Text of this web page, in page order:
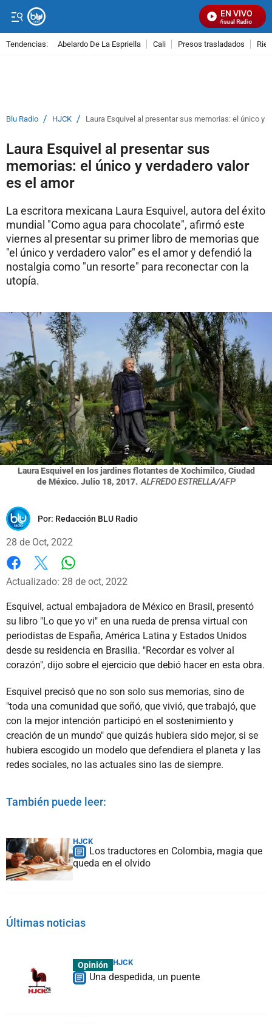
EN VIVO
Señal Visual Radio
Tendencias: Abelardo De La Espriella Cali Presos trasladados
Blu Radio / HJCK / Laura Esquivel al presentar sus memorias: el único y
Laura Esquivel al presentar sus
memorias: el único y verdadero valor
es el amor
La escritora mexicana Laura Esquivel, autora del éxito
mundial "Como agua para chocolate", afirmó este
viernes al presentar su primer libro de memorias que
"el único y verdadero valor" es el amor y defendió la
nostalgia como "un resorte" para reconectar con la
utopía.
Laura Esquivel en los jardines flotantes de Xochimilco, Ciudad
de México. Julio 18, 2017. ALFREDO ESTRELLA/AFP
Por: Redacción BLU Radio
28 de Oct, 2022
Facebook
X
Actualizado: 28 de oct, 2022
Esquivel, actual embajadora de México en Brasil, presentó
su libro "Lo que yo vi" en una rueda de prensa virtual con
periodistas de España, América Latina y Estados Unidos
desde su residencia en Brasilia. "Recordar es volver al
corazón", dijo sobre el ejercicio que debió hacer en esta obra.
Esquivel precisó que no son solo sus memorias, sino de
"toda una comunidad que soñó, que vivió, que trabajó, que
con la mejor intención participó en el sostenimiento y
creación de un mundo" que quizás hubiera sido mejor, si se
hubiera escogido un modelo que defendiera el planeta y las
redes sociales, no las actuales sino las de siempre.
También puede leer:
HJCK
Los traductores en Colombia, magia que
queda en el olvido
Últimas noticias
Opinión HJCK
Una despedida, un puente